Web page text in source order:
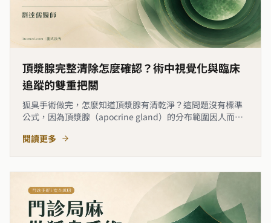
頂漿腺完整清除怎麼確認？術中視覺化與臨床
追蹤的雙重把關
狐臭手術做完，怎麼知道頂漿腺有清乾淨？這問題沒有標準
公式，因為頂漿腺（apocrine gland）的分布範圍因人而
超音波導引定位腺體層、搭配旋轉刀直視刮除面確認清除範
閱讀更多